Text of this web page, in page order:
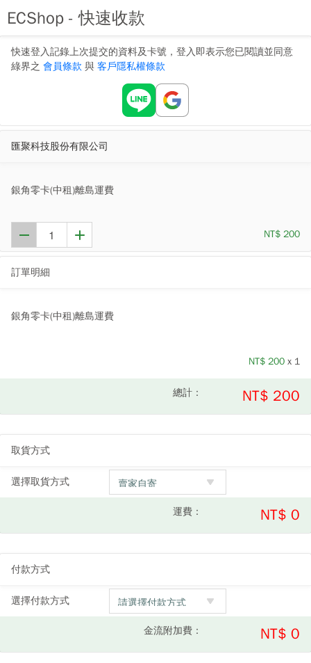
ECShop - 快速收款
快速登入記錄上次提交的資料及卡號，登入即表示您已閱讀並同意
綠界之 會員條款 與 客戶隱私權條款
匯聚科技股份有限公司
銀角零卡(中租)離島運費
NT$ 200
訂單明細
銀角零卡(中租)離島運費
NT$ 200 x 1
總計： NT$ 200
取貨方式
選擇取貨方式
運費： NT$ 0
付款方式
選擇付款方式
金流附加費： NT$ 0